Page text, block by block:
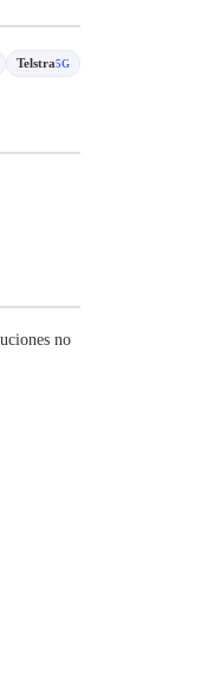
Telstra5G
no